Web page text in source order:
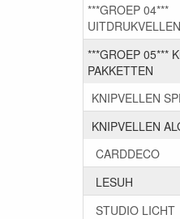
***GROEP 04***
***GROEP 05***
PAKKETTEN
KNIPVELLEN
KNIPVELLEN
CARDDECO
LESUH
STUDIO LICHT